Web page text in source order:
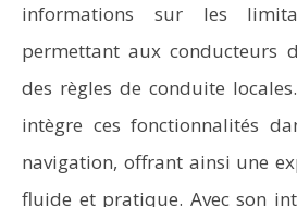
informations sur les
permettant aux conducteurs
des règles de conduite
intègre ces fonctionnalités
navigation, offrant ainsi une
fluide et pratique. Avec son